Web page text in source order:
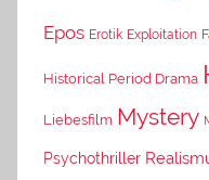
Epos Erotik Exploitation
Historical Period Drama
Liebesfilm Mystery
Psychothriller